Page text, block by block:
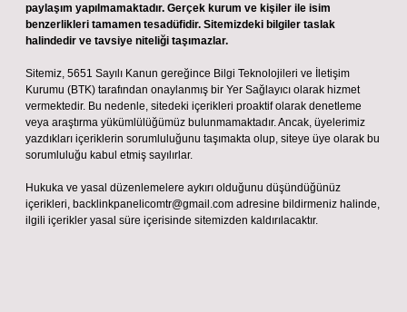
paylaşım yapılmamaktadır. Gerçek kurum ve kişiler ile isim
benzerlikleri tamamen tesadüfidir. Sitemizdeki bilgiler taslak
halindedir ve tavsiye niteliği taşımazlar.
Sitemiz, 5651 Sayılı Kanun gereğince Bilgi Teknolojileri ve İletişim
Kurumu (BTK) tarafından onaylanmış bir Yer Sağlayıcı olarak hizmet
vermektedir. Bu nedenle, sitedeki içerikleri proaktif olarak denetleme
veya araştırma yükümlülüğümüz bulunmamaktadır. Ancak, üyelerimiz
yazdıkları içeriklerin sorumluluğunu taşımakta olup, siteye üye olarak bu
sorumluluğu kabul etmiş sayılırlar.
Hukuka ve yasal düzenlemelere aykırı olduğunu düşündüğünüz
içerikleri, backlinkpanelicomtr@gmail.com adresine bildirmeniz halinde,
ilgili içerikler yasal süre içerisinde sitemizden kaldırılacaktır.